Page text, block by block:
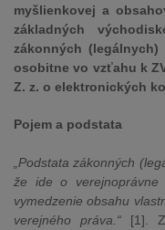
myšlienkovej a
základných
zákonných (legálnych)
osobitne vo vzťahu k
Z. z. o elektronických
Pojem a podstata
„Podstata zákonných
že ide o verejnoprávne
vymedzenie obsahu
verejného práva.“ [1].